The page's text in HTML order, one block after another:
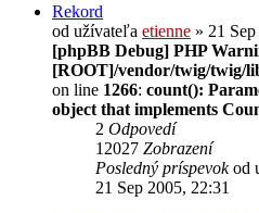
Rekord
od užívateľa etienne » 21
[phpBB Debug] PHP
[ROOT]/vendor/twig/twig/
on line 1266: count():
object that implements
2 Odpovedí
12027 Zobrazení
Posledný príspevokod
21 Sep 2005, 22:31